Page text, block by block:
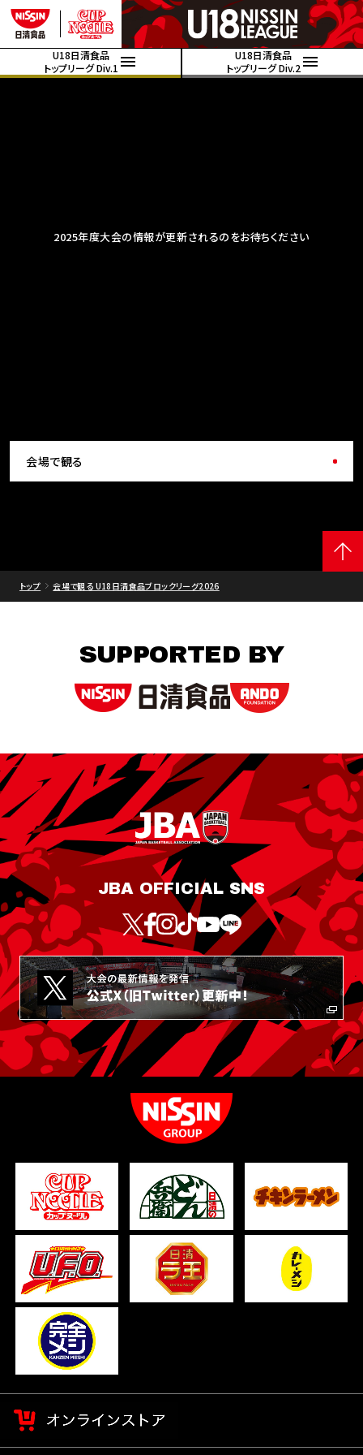
U18日清食品
トップリーグ Div.1
U18日清食品
トップリーグ Div.2
2025年度大会の情報が更新されるのをお待ちください
会場で観る
トップ 会場で観る U18日清食品ブロックリーグ2026
SUPPORTED BY
JBA OFFICIAL SNS